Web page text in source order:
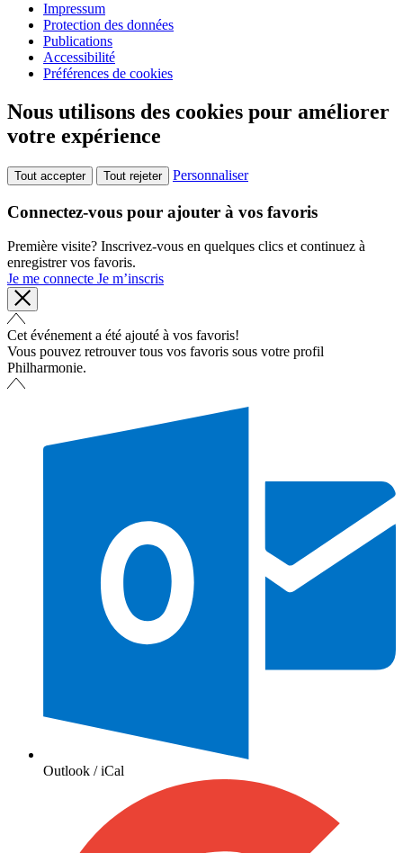
Impressum
Protection des données
Publications
Accessibilité
Préférences de cookies
Nous utilisons des cookies pour améliorer
votre expérience
Tout accepter Tout rejeter Personnaliser
Connectez-vous pour ajouter à vos favoris
Première visite? Inscrivez-vous en quelques clics et continuez à
enregistrer vos favoris.
Je me connecte Je m’inscris
Cet événement a été ajouté à vos favoris!
Vous pouvez retrouver tous vos favoris sous votre profil
Philharmonie.
Outlook / iCal